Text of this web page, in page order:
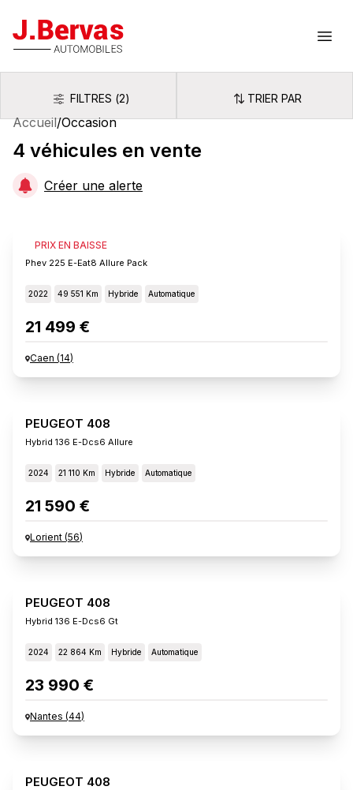
J.Bervas
FiltresFILTRES (2) Trier par
TRIER PAR
Accueil/Occasion
4 véhicules en vente
Créer une alerte
PRIX EN BAISSE
PEUGEOT 408
Phev 225 E-Eat8 Allure Pack
2022 49 551 Km Hybride Automatique
21 499 €
Caen (14)
PEUGEOT 408
Hybrid 136 E-Dcs6 Allure
2024 21 110 Km Hybride Automatique
21 590 €
Lorient (56)
PEUGEOT 408
Hybrid 136 E-Dcs6 Gt
2024 22 864 Km Hybride Automatique
23 990 €
Nantes (44)
PEUGEOT 408